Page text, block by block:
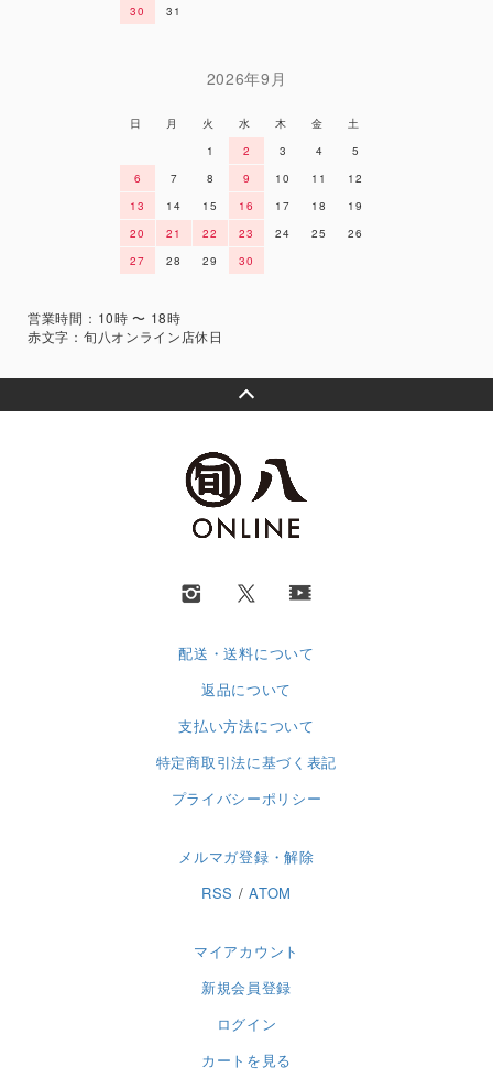
30
31
2026年9月
日 月 火 水 木 金
土
1
2 3 4
5
6
7 8 9 10 11
12
13
14 15 16 17 18
19
20
21 22 23 24 25
26
27
28 29 30
営業時間：10時 〜 18時
赤文字：旬八オンライン店休日
配送・送料について
返品について
支払い方法について
特定商取引法に基づく表記
プライバシーポリシー
メルマガ登録・解除
RSS /ATOM
マイアカウント
新規会員登録
ログイン
カートを見る